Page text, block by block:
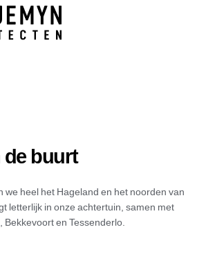
de buurt
we heel het Hageland en het noorden van
letterlijk in onze achtertuin, samen met
en Tessenderlo.